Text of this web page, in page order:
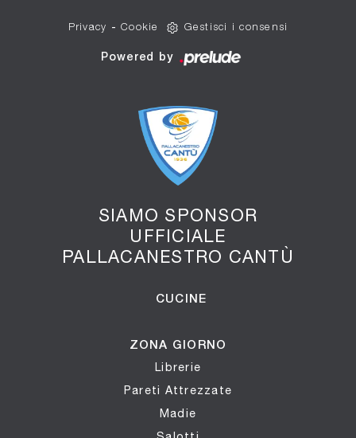
SIAMO SPONSOR
UFFICIALE
PALLACANESTRO CANTÙ
CUCINE
ZONA GIORNO
Librerie
Pareti Attrezzate
Madie
Privacy -Cookie Gestisci i consensi
Powered by